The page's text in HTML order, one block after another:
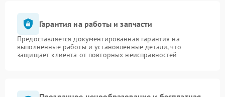
Гарантия на работы и запчасти
Предоставляется документированная гарантия на
выполненные работы и установленные детали, что
защищает клиента от повторных неисправностей